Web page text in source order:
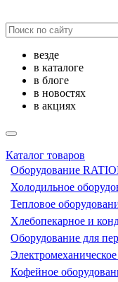
везде
в каталоге
в блоге
в новостях
в акциях
Каталог товаров
Оборудование
Холодильное
Тепловое
Хлебопекарное и
Оборудование для
Кофейное